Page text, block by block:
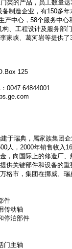
类的产品，员工数量
制造企业，有150多
产中心，58个服务中心
、工程设计及服务部
家峡、葛河岩等提供
125
0047 64844001
于瑞典，属家族集团
人，2000年销售收入
，向国际上的修造厂
供关键部件和设备的
格市，集团在挪威、
件
传动轴
停泊部件
门主轴